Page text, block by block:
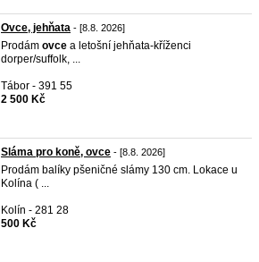
Ovce, jehňata - [8.8. 2026]
Prodám ovce a letošní jehňata-kříženci
dorper/suffolk, ...
Tábor - 391 55
2 500 Kč
Sláma pro koně, ovce - [8.8. 2026]
Prodám balíky pšeničné slámy 130 cm. Lokace u
Kolína ( ...
Kolín - 281 28
500 Kč